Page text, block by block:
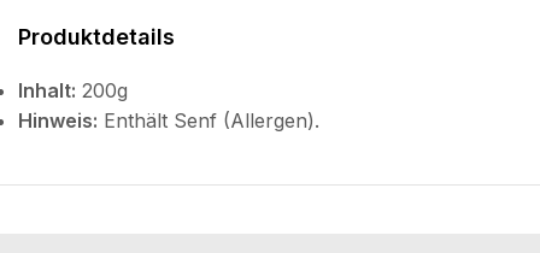
Produktdetails
Inhalt: 200g
Hinweis: Enthält Senf (Allergen).